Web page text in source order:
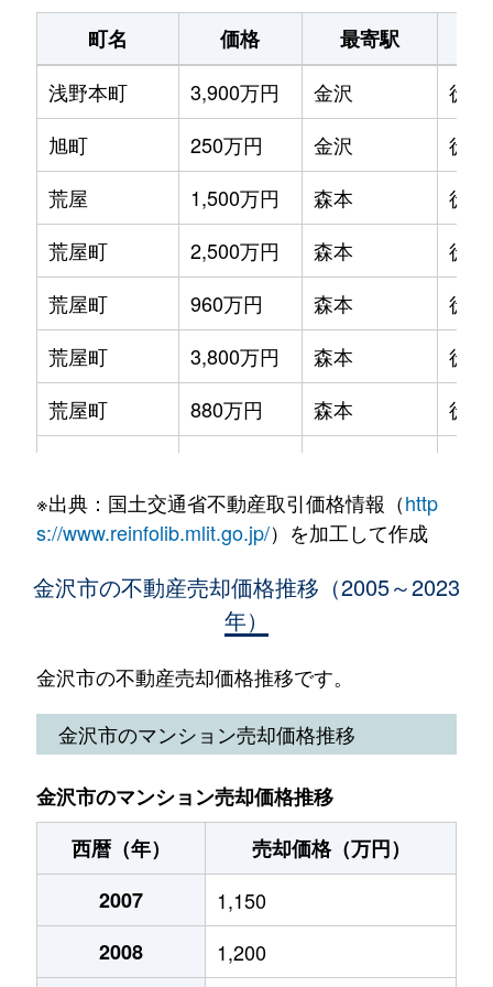
片町
1,400万円 金沢
徒歩24分
片町
1,200万円 金沢
徒歩24分
神田
840万円 金沢
徒歩45分
北安江
180万円 金沢
徒歩8分
北安江
1,900万円 金沢
徒歩8分
北安江
2,100万円 金沢
徒歩9分
北安江
2,300万円 金沢
徒歩8分
京町
300万円 金沢
徒歩14分
小立野
190万円 金沢
徒歩1時間15分
小立野
800万円 金沢
徒歩1時間15分
幸町
340万円 金沢
徒歩45分
十間町
1,900万円 金沢
徒歩19分
昌永町
1,400万円 金沢
徒歩15分
昌永町
1,200万円 金沢
昌永町
330万円 金沢
徒歩13分
1,800万円 金沢
新神田
1,400万円 金沢
粟崎町
1,500万円 金沢
粟崎町
2,100万円 金沢
徒
粟崎町
780万円 金沢
徒
粟崎町
1,500万円 金沢
徒
泉
7万円 金沢
徒
泉が丘
2,300万円 金沢
徒
泉野出町
2,300万円 金沢
徒
泉野出町
3,200万円 金沢
徒
泉野町
2,900万円 金沢
泉野町
1,300万円 金沢
徒
2,500万円
出雲町
5,300万円 金沢
出雲町
9,200万円 西金沢
磯部町
950万円 金沢
糸田新町
1,100万円 西金沢
2,200万円
150万円
町名 価格 最寄駅
浅野本町
3,900万円 金沢
徒
旭町
250万円 金沢
徒
荒屋
1,500万円 森本
徒
荒屋町
2,500万円 森本
徒
荒屋町
960万円 森本
徒
荒屋町
3,800万円 森本
徒
荒屋町
880万円 森本
徒
粟崎町
1,500万円 金沢
1,800万円
粟崎町
520万円 金沢
粟崎町
1,900万円 金沢
粟崎町
5,100万円 金沢
徒
※出典：国土交通省不動産取引価格情報（http
s://www.reinfolib.mlit.go.jp/）を加工して作成
金沢市の不動産売却価格推移（2005～2023
年）
金沢市の不動産売却価格推移です。
金沢市のマンション売却価格推移
金沢市のマンション売却価格推移
西暦（年）
売却価格（万円）
2007
1,150
2008
1,200